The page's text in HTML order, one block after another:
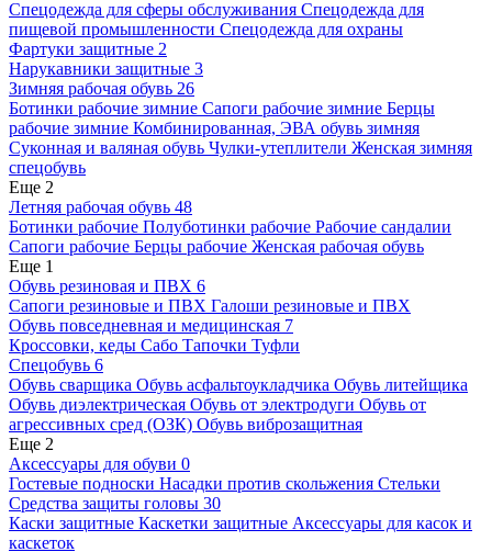
Спецодежда для сферы обслуживания Спецодежда для
пищевой промышленности Спецодежда для охраны
Фартуки защитные 2
Нарукавники защитные 3
Зимняя рабочая обувь 26
Ботинки рабочие зимние Сапоги рабочие зимние Берцы
рабочие зимние Комбинированная, ЭВА обувь зимняя
Суконная и валяная обувь Чулки-утеплители Женская зимняя
спецобувь
Еще 2
Летняя рабочая обувь 48
Ботинки рабочие Полуботинки рабочие Рабочие сандалии
Сапоги рабочие Берцы рабочие Женская рабочая обувь
Еще 1
Обувь резиновая и ПВХ 6
Сапоги резиновые и ПВХ Галоши резиновые и ПВХ
Обувь повседневная и медицинская 7
Кроссовки, кеды Сабо Тапочки Туфли
Спецобувь 6
Обувь сварщика Обувь асфальтоукладчика Обувь литейщика
Обувь диэлектрическая Обувь от электродуги Обувь от
агрессивных сред (ОЗК) Обувь виброзащитная
Еще 2
Аксессуары для обуви 0
Гостевые подноски Насадки против скольжения Стельки
Средства защиты головы 30
Каски защитные Каскетки защитные Аксессуары для касок и
каскеток